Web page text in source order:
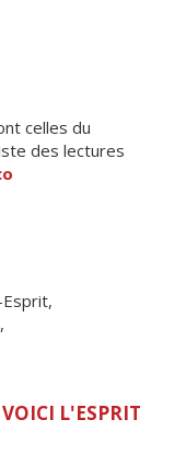
celles du
des lectures
L'ESPRIT